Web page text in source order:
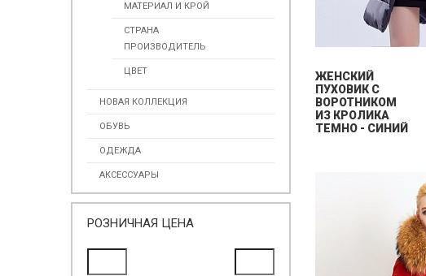
МАТЕРИАЛ И КРОЙ
СТРАНА
ПРОИЗВОДИТЕЛЬ
ЦВЕТ
НОВАЯ КОЛЛЕКЦИЯ
ОБУВЬ
ОДЕЖДА
АКСЕССУАРЫ
РОЗНИЧНАЯ ЦЕНА
ЖЕНСКИЙ
ПУХОВИК С
ВОРОТНИКОМ
ИЗ КРОЛИКА
ТЕМНО - СИНИЙ